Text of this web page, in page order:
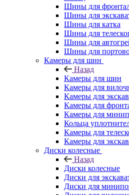
Шины для
Шины для
Шины для катка
Шины для
Шины для
Шины для
Камеры для шин
Назад
Камеры для шин
Камеры для
Камеры для
Камеры для
Камеры для
Кольца
Камеры для
Камеры для
Диски колесные
Назад
Диски колесные
Диски для
Диски для